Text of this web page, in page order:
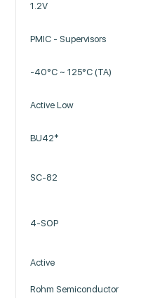
1.2V
PMIC - Supervisors
-40°C ~ 125°C (TA)
Active Low
BU42*
SC-82
4-SOP
Active
Rohm Semiconductor